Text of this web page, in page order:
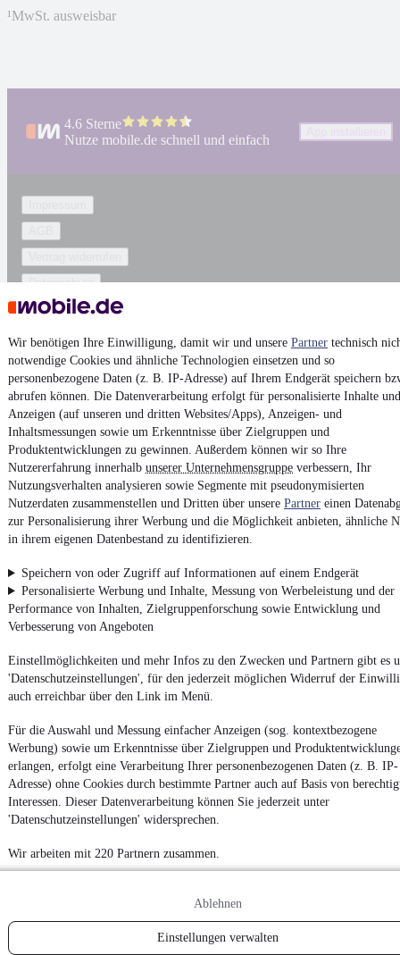
Wir benötigen Ihre Einwilligung, damit wir und unsere Partner technisch
notwendige Cookies und ähnliche Technologien einsetzen und so
personenbezogene Daten (z. B. IP-Adresse) auf Ihrem Endgerät speichern
abrufen können. Die Datenverarbeitung erfolgt für personalisierte Inhalte und
Anzeigen (auf unseren und dritten Websites/Apps), Anzeigen- und
Inhaltsmessungen sowie um Erkenntnisse über Zielgruppen und
Produktentwicklungen zu gewinnen. Außerdem können wir so Ihre
Nutzererfahrung innerhalb unserer Unternehmensgruppe verbessern, Ihr
Nutzungsverhalten analysieren sowie Segmente mit pseudonymisierten
Nutzerdaten zusammenstellen und Dritten über unsere Partner einen
zur Personalisierung ihrer Werbung und die Möglichkeit anbieten, ähnliche
in ihrem eigenen Datenbestand zu identifizieren.
Speichern von oder Zugriff auf Informationen auf einem Endgerät
Personalisierte Werbung und Inhalte, Messung von Werbeleistung und der
Performance von Inhalten, Zielgruppenforschung sowie Entwicklung und
Verbesserung von Angeboten
Einstellmöglichkeiten und mehr Infos zu den Zwecken und Partnern gibt es
'Datenschutzeinstellungen', für den jederzeit möglichen Widerruf der
auch erreichbar über den Link im Menü.
Für die Auswahl und Messung einfacher Anzeigen (sog. kontextbezogene
Werbung) sowie um Erkenntnisse über Zielgruppen und
erlangen, erfolgt eine Verarbeitung Ihrer personenbezogenen Daten (z. B. IP-
Adresse) ohne Cookies durch bestimmte Partner auch auf Basis von
Interessen. Dieser Datenverarbeitung können Sie jederzeit unter
'Datenschutzeinstellungen' widersprechen.
Wir arbeiten mit 220 Partnern zusammen.
Ablehnen
Einstellungen verwalten
¹MwSt. ausweisbar
4.6 Sterne
Nutze mobile.de schnell und einfach
Datenschutz
Datenschutzeinstellungen
Erklärung zur Barrierefreiheit
Report Security Vulnerability (English)
Powered by
ObNeuwagen,GebrauchtwagenoderLeasing-Angebote : Alle
Fahrzeuge gibt es bei mobile.de